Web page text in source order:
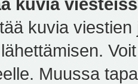
kuvia
Muussa